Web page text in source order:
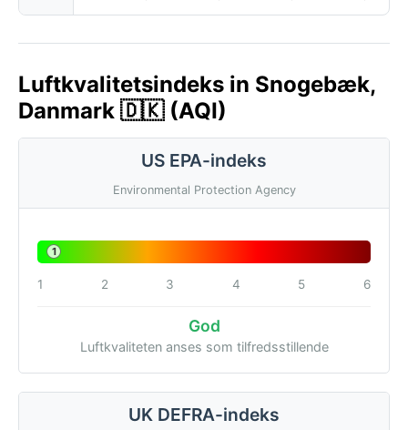
Luftkvalitetsindeks in Snogebæk,
Danmark 🇩🇰 (AQI)
US EPA-indeks
Environmental Protection Agency
1
1 2 3 4 5 6
God
Luftkvaliteten anses som tilfredsstillende
UK DEFRA-indeks